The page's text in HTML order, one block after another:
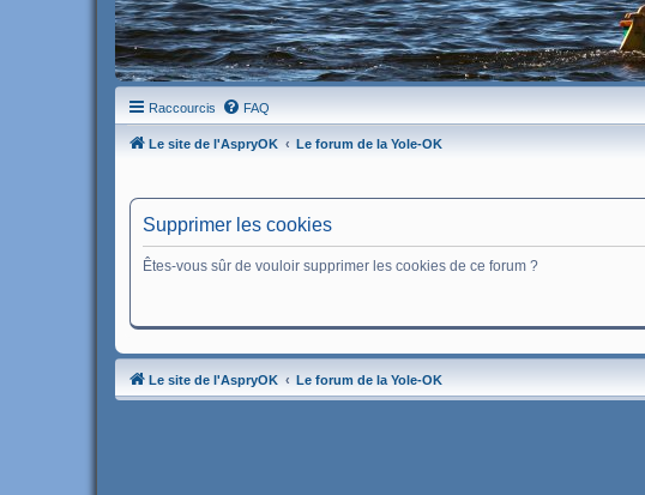
Raccourcis FAQ
Le site de l'AspryOK Le forum de la Yole-OK
Supprimer les cookies
Êtes-vous sûr de vouloir supprimer les cookies de ce forum ?
Le site de l'AspryOK Le forum de la Yole-OK